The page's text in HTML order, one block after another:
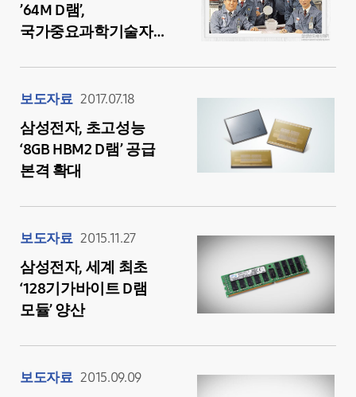
’64M D램’,
국가중요과학기술자료
보도자료 2017.07.18
삼성전자, 초고성능
‘8GB HBM2 D램’ 공급
본격 확대
보도자료 2015.11.27
삼성전자, 세계 최초
‘128기가바이트 D램
모듈’ 양산
보도자료 2015.09.09